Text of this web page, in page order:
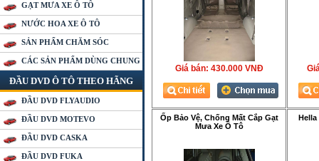
GẠT MƯA XE Ô TÔ
NƯỚC HOA XE Ô TÔ
SẢN PHẨM CHĂM SÓC
CÁC SẢN PHẨM DÙNG CHUNG
ĐẦU DVD Ô TÔ THEO HÃNG
ĐẦU DVD FLYAUDIO
ĐẦU DVD MOTEVO
ĐẦU DVD CASKA
ĐẦU DVD FUKA
Giá bán: 430.000 VNÐ
Ốp Bảo Vệ, Chống Mất Cắp Gạt
Mưa Xe Ô Tô
Hella